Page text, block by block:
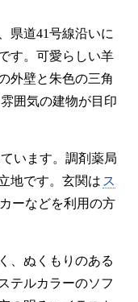
県道41号線沿いに
す。可愛らしい羊
外壁と朱色の三角
囲気の建物が目印
います。調剤薬局
地です。玄関は ス
ーなどを利用の方
、ぬくもりのある
テルカラーのソフ